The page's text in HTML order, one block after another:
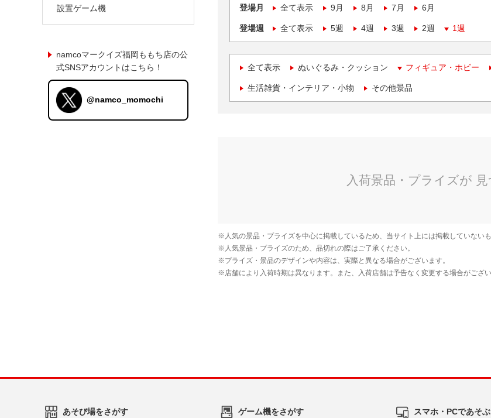
登場月 全て表示 9月 8月 7月 6月
登場週 全て表示 5週 4週 3週 2週 1週
全て表示 ぬいぐるみ・クッション フィギュア・ホビー
生活雑貨・インテリア・小物 その他景品
設置ゲーム機
namcoマークイズ福岡ももち店の公
式SNSアカウントはこちら！
@namco_momochi
あそび場をさがす ゲーム機をさがす スマホ・PCであそぶ